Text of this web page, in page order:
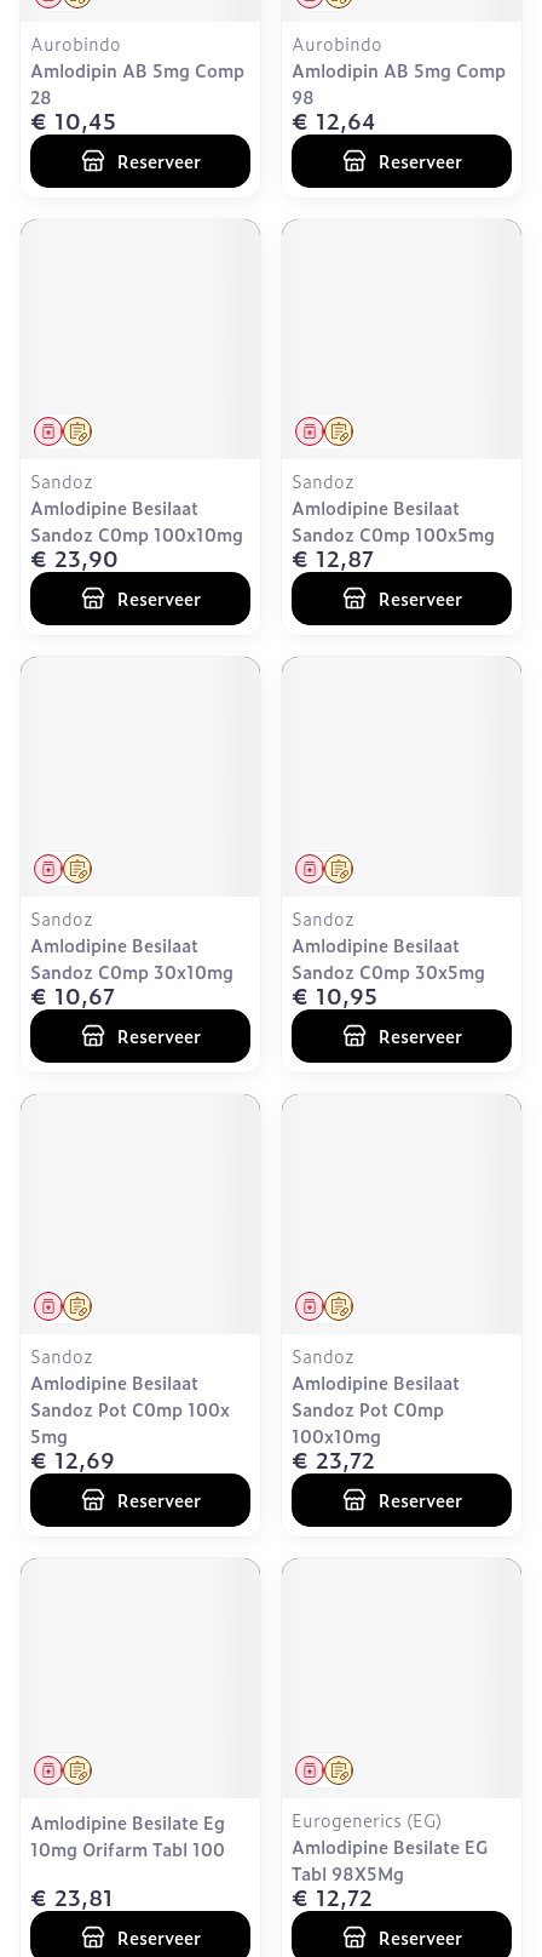
Aurobindo
Amlodipin AB 5mg Comp
28
€ 10,45
Reserveer
Aurobindo
Amlodipin AB 5mg Comp
98
€ 12,64
Reserveer
Op voorschrift
Geneesmiddel
Sandoz
Amlodipine Besilaat
Sandoz C0mp 100x10mg
€ 23,90
Reserveer
Op voorschrift
Geneesmiddel
Sandoz
Amlodipine Besilaat
Sandoz C0mp 100x5mg
€ 12,87
Reserveer
Op voorschrift
Geneesmiddel
Sandoz
Amlodipine Besilaat
Sandoz C0mp 30x10mg
€ 10,67
Reserveer
Op voorschrift
Geneesmiddel
Sandoz
Amlodipine Besilaat
Sandoz C0mp 30x5mg
€ 10,95
Reserveer
Op voorschrift
Geneesmiddel
Sandoz
Amlodipine Besilaat
Sandoz Pot C0mp 100x
5mg
€ 12,69
Reserveer
Op voorschrift
Geneesmiddel
Sandoz
Amlodipine Besilaat
Sandoz Pot C0mp
100x10mg
€ 23,72
Reserveer
Op voorschrift
Geneesmiddel
Amlodipine Besilate Eg
10mg Orifarm Tabl 100
€ 23,81
Reserveer
Op voorschrift
Geneesmiddel
Eurogenerics (EG)
Amlodipine Besilate EG
Tabl 98X5Mg
€ 12,72
Reserveer